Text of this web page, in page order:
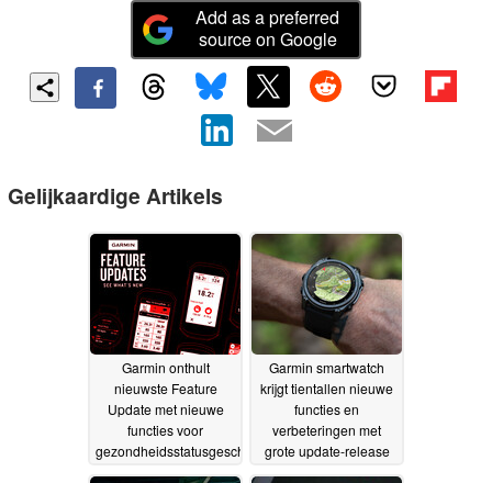
Add as a preferred
source on Google
Gelijkaardige Artikels
Garmin onthult
nieuwste Feature
Update met nieuwe
functies voor
gezondheidsstatusgeschiedenis
03-06-
Garmin smartwatch
krijgt tientallen nieuwe
functies en
verbeteringen met
grote update-release
02-06-2026